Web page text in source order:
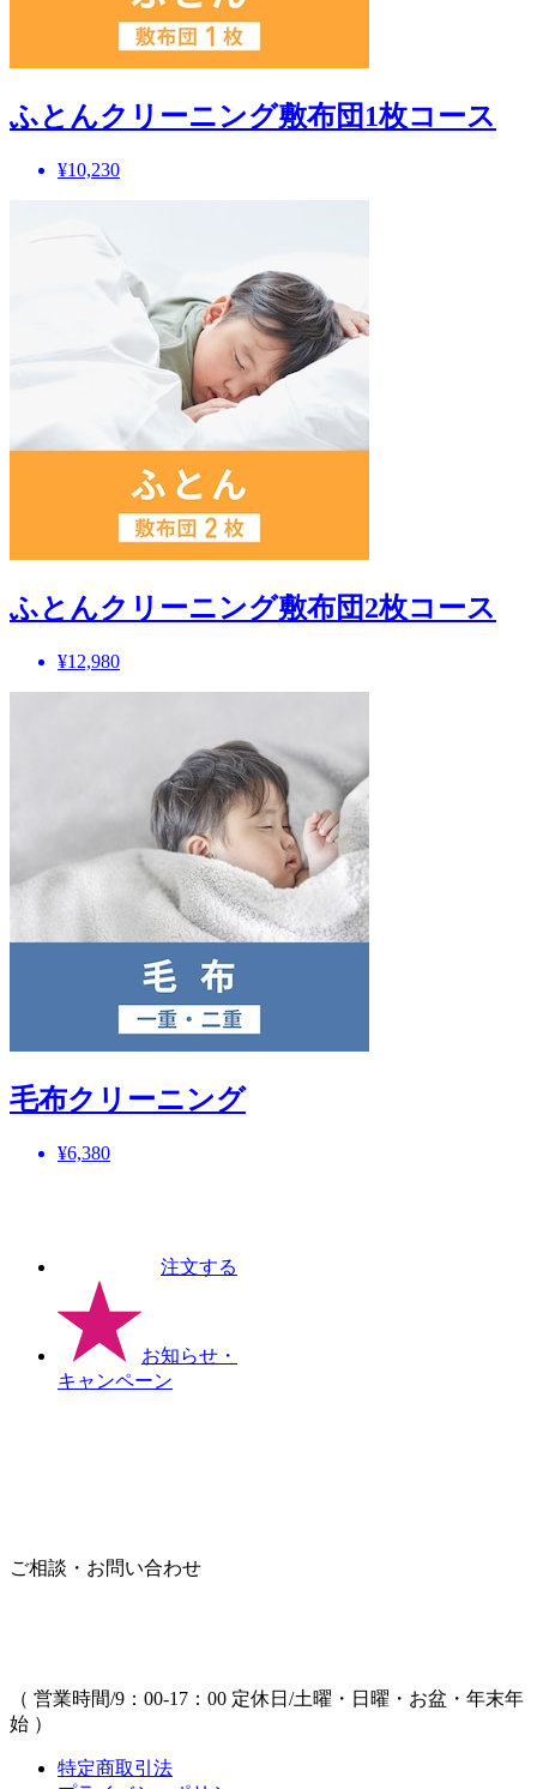
ふとんクリーニング敷布団1枚コース
¥10,230
ふとんクリーニング敷布団2枚コース
¥12,980
毛布クリーニング
¥6,380
注文する
お知らせ ・
キャンペーン
ご相談・お問い合わせ
（ 営業時間/9：00-17：00 定休日/土曜・日曜・お盆・年末年
始 ）
特定商取引法